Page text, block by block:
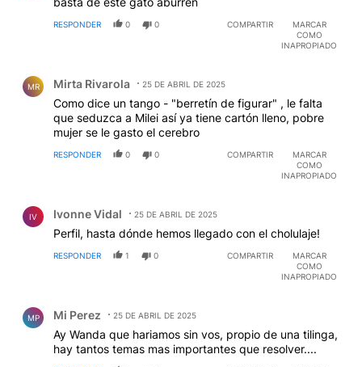
RESPONDER 0 0 COMPARTIR
MARCAR
COMO
INAPROPIADO
MR Mirta Rivarola 25 DE ABRIL DE 2025
Como dice un tango - "berretín de figurar" , le falta
que seduzca a Milei así ya tiene cartón lleno, pobre
mujer se le gasto el cerebro
RESPONDER 0 0 COMPARTIR
MARCAR
COMO
INAPROPIADO
IV Ivonne Vidal 25 DE ABRIL DE 2025
Perfil, hasta dónde hemos llegado con el cholulaje!
RESPONDER 1 0 COMPARTIR
MARCAR
COMO
INAPROPIADO
MP Mi Perez 25 DE ABRIL DE 2025
Ay Wanda que hariamos sin vos, propio de una tilinga,
hay tantos temas mas importantes que resolver....